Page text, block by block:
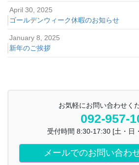
April 30, 2025
ゴールデンウィーク休暇のお知らせ
January 8, 2025
新年のご挨拶
お気軽にお問い合わせく
092-957-
受付時間 8:30-17:30 [土・日
メールでのお問い合わ